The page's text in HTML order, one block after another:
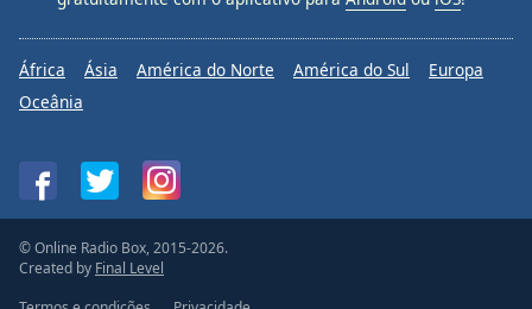
África Ásia América do Norte América do Sul
Europa
Oceânia
© Online Radio Box, 2015-2026.
Created by Final Level